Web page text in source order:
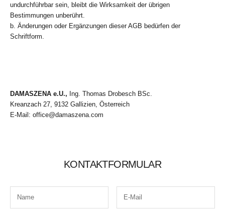
undurchführbar sein, bleibt die Wirksamkeit der übrigen
Bestimmungen unberührt.
b. Änderungen oder Ergänzungen dieser AGB bedürfen der
Schriftform.
DAMASZENA e.U., Ing. Thomas Drobesch BSc.
Kreanzach 27, 9132 Gallizien, Österreich
E-Mail: office@damaszena.com
KONTAKTFORMULAR